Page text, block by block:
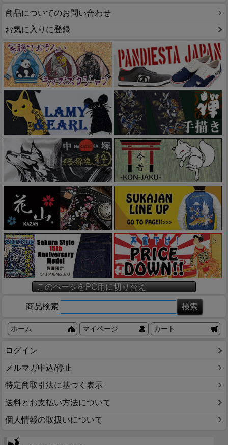
商品についてのお問い合わせ
お気に入りに登録
このページをPC用に切り替え
商品検索
ホーム マイページ カート
ログイン
メルマガ申込/停止
特定商取引法に基づく表示
送料とお支払い方法について
個人情報の取扱いについて